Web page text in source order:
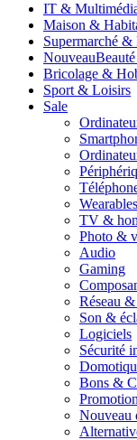
IT &
Maison &
Supermarché &
Nouveau
Bricolage &
Sport & Loisirs
Sale
Wearables
TV &
Photo &
Audio
Gaming
Réseau
Son &
Logiciels
Sécurité
Bons &
Nouveau